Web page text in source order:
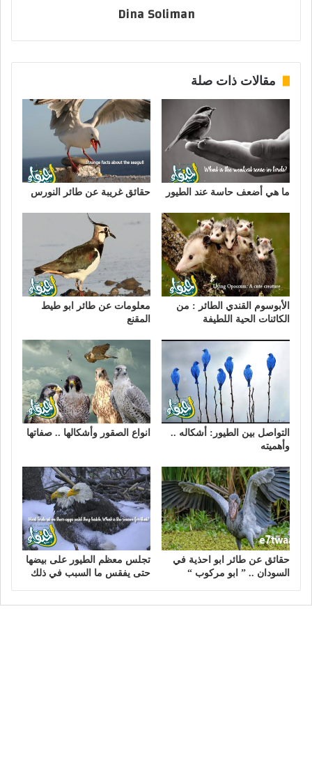
Dina Soliman
مقالات ذات صلة
ما هي أضعف حاسة عند الطيور حقائق غريبة عن طائر النورس
الأبوسوم القندي الطائر : من
الكائنات الحية اللطيفة
معلومات عن طائر ابو طيط
المقنع
التواصل بين الطيور: أشكاله ..
وأهميته
انواع الصقور وأشكالها .. صفاتها
حقائق عن طائر ابو احذية في
السودان .. ” ابو مركوب “
تجلس معظم الطيور على بيضها
حتى يفقس ما السبب في ذلك